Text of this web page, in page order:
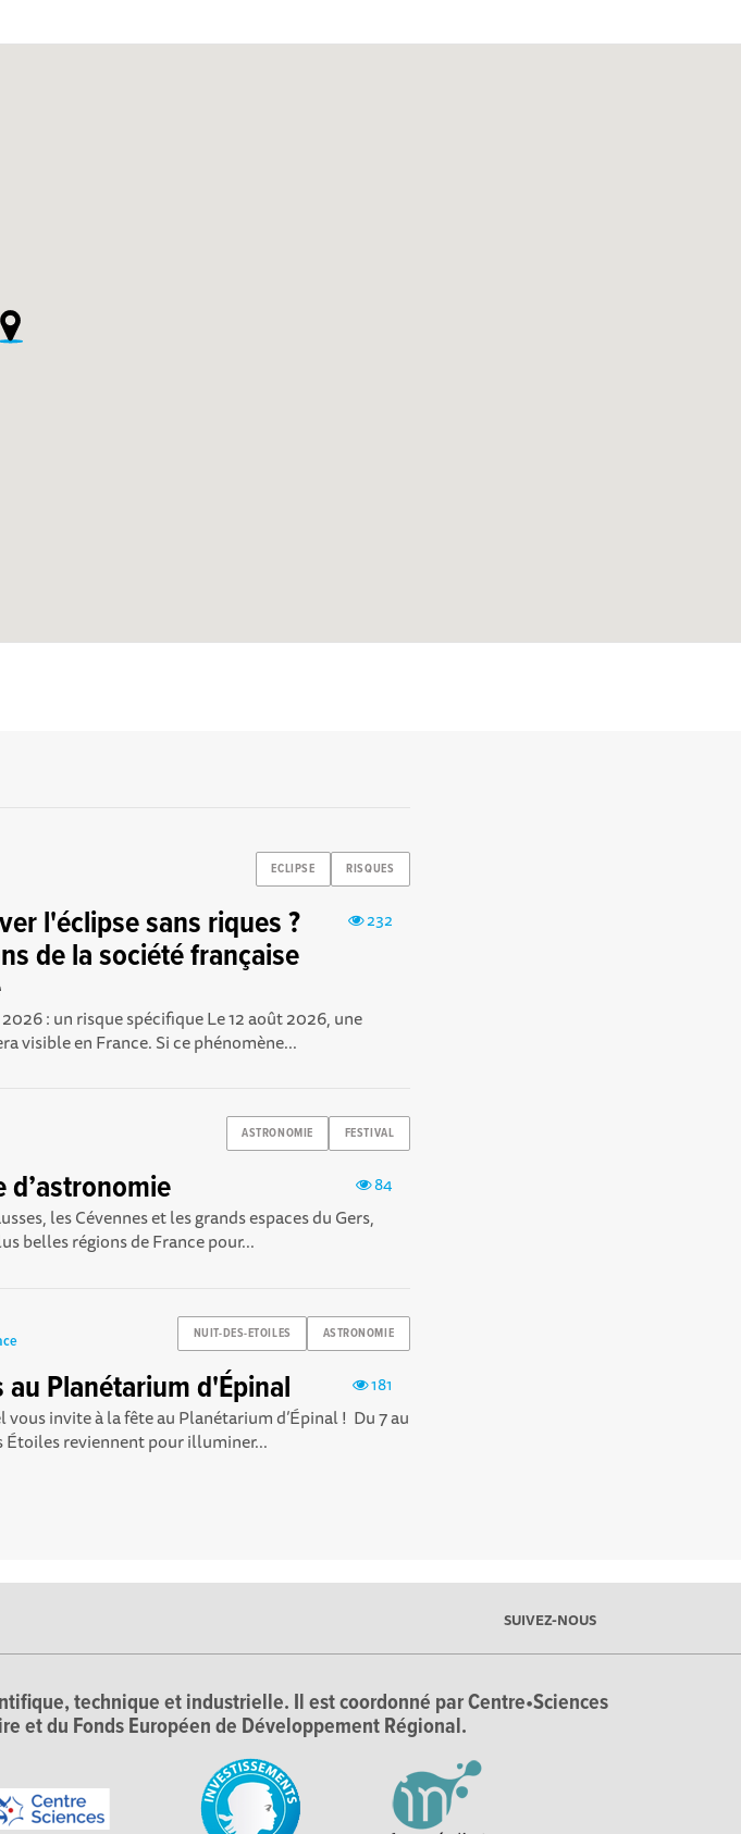
ECLIPSE RISQUES
232
l'éclipse sans riques ?
de la société française
: un risque spécifique Le 12 août 2026, une
visible en France. Si ce phénomène...
ASTRONOMIE FESTIVAL
84
d’astronomie
les Cévennes et les grands espaces du Gers,
belles régions de France pour...
NUIT-DES-ETOILES ASTRONOMIE
181
Planétarium d'Épinal
vous invite à la fête au Planétarium d’Épinal ! Du 7 au
Étoiles reviennent pour illuminer...
SUIVEZ-NOUS
technique et industrielle. Il est coordonné par Centre•Sciences
et du Fonds Européen de Développement Régional.